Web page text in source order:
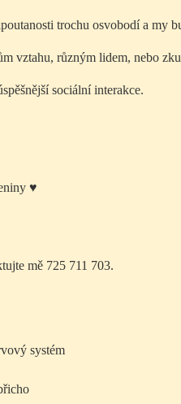
trochu osvobodí a my
vztahu, různým lidem, nebo
sociální interakce.
♥
mě 725 711 703.
systém